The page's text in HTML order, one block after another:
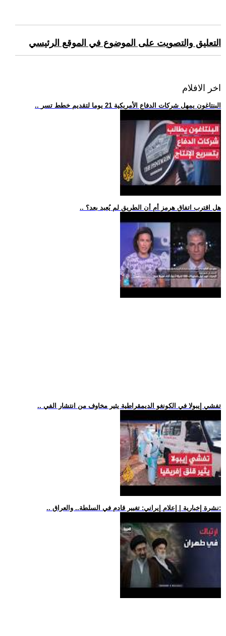
التعليق والتصويت على الموضوع في الموقع الرئيسي
اخر الافلام
.. البنتاغون يمهل شركات الدفاع الأمريكية 21 يوما لتقديم خطط تسر
.. هل اقترب اتفاق هرمز أم أن الطريق لم يُعبد بعد؟
.. تفشي إيبولا في الكونغو الديمقراطية يثير مخاوف من انتشار الفي
.. نشرة إخبارية | إعلام إيراني: تغيير قادم في السلطة.. والعراق: